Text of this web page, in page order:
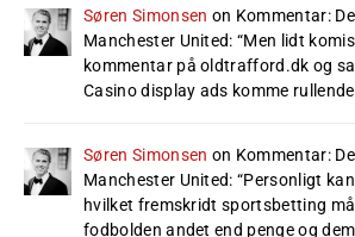
Søren Simonsen on Kommentar:
Manchester United: “Men lidt
kommentar på oldtrafford.dk og
Casino display ads komme rullende
Søren Simonsen on Kommentar:
Manchester United: “Personligt
hvilket fremskridt sportsbetting
fodbolden andet end penge og